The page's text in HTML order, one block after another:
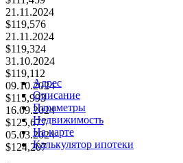
21.11.2024
$119,576
21.11.2024
$119,324
31.10.2024
$119,112
09.10.2024
$115,993
16.09.2024
$125,677
05.03.2024
$124,207
Адрес
Описание
Параметры
Недвижимость
На карте
Калькулятор ипотеки